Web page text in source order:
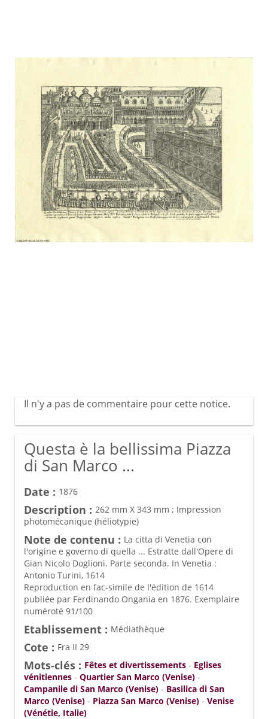
Il n'y a pas de commentaire pour cette notice.
Questa è la bellissima Piazza
di San Marco ...
Date : 1876
Description : 262 mm X 343 mm ; Impression
photomécanique (héliotypie)
Note de contenu : La citta di Venetia con
l'origine e governo di quella ... Estratte dall'Opere di
Gian Nicolo Doglioni. Parte seconda. In Venetia :
Antonio Turini, 1614
Reproduction en fac-simile de l'édition de 1614
publiée par Ferdinando Ongania en 1876. Exemplaire
numéroté 91/100
Etablissement : Médiathèque
Cote : Fra II 29
Mots-clés : Fêtes et divertissements - Eglises
vénitiennes - Quartier San Marco (Venise) -
Campanile di San Marco (Venise) - Basilica di San
Marco (Venise) - Piazza San Marco (Venise) - Venise
(Vénétie, Italie)